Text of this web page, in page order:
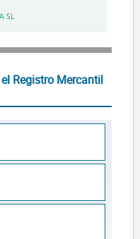
SL
Registro Mercantil